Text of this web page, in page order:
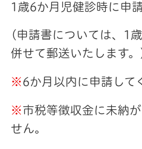
1歳6か月児健診時に申
(申請書については、1
併せて郵送いたします。
※ 6か月以内に申請して
※市税等徴収金に未納
せん。